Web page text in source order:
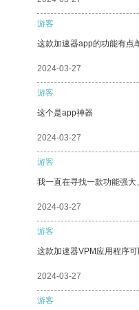
游客
这款加速器app的功能有点
2024-03-27
游客
这个是app神器
2024-03-27
游客
我一直在寻找一款功能强
2024-03-27
游客
这款加速器VPM应用程序
2024-03-27
游客